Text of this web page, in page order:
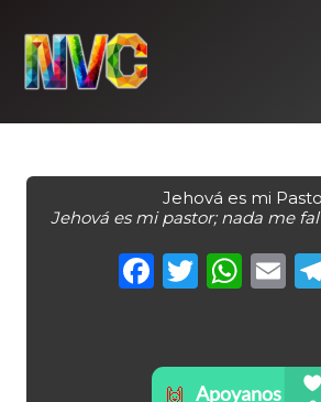
content
Jehová es mi
Jehová es mi pastor; nada me